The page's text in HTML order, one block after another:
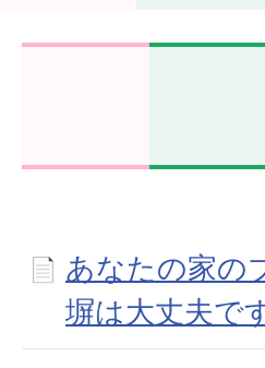
あなたの家の
塀は大丈夫で